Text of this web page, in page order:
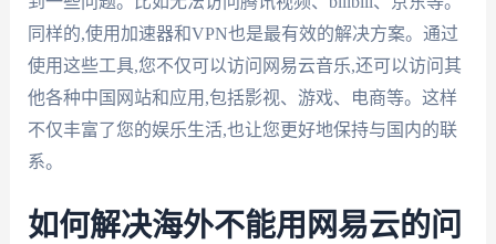
同样的,使用加速器和VPN也是最有效的解决方案。通过
使用这些工具,您不仅可以访问网易云音乐,还可以访问其
他各种中国网站和应用,包括影视、游戏、电商等。这样
不仅丰富了您的娱乐生活,也让您更好地保持与国内的联
系。
如何解决海外不能用网易云的问